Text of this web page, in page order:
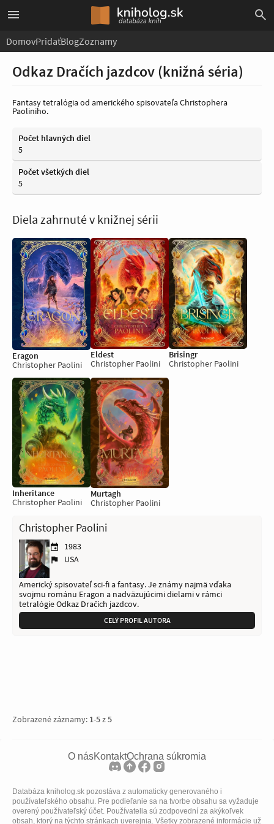
DomovPridaťBlogZoznamy
Odkaz Dračích jazdcov (knižná séria)
Fantasy tetralógia od amerického spisovateľa Christophera
Paoliniho.
Počet hlavných diel
5
Počet všetkých diel
5
Diela zahrnuté v knižnej sérii
Eragon
Christopher Paolini
Eldest
Christopher Paolini
Brisingr
Christopher Paolini
Inheritance
Christopher Paolini
Murtagh
Christopher Paolini
Christopher Paolini
1983
USA
Americký spisovateľ sci-fi a fantasy. Je známy najmä vďaka
svojmu románu Eragon a nadväzujúcimi dielami v rámci
tetralógie Odkaz Dračích jazdcov.
CELÝ PROFIL AUTORA
Zobrazené záznamy: 1-5z5
O násKontaktOchrana súkromia
Databáza kniholog.sk pozostáva z automaticky generovaného i
používateľského obsahu. Pre podieľanie sa na tvorbe obsahu sa vyžaduje
overený používateľský účet. Používatelia sú zodpovední za akýkoľvek
obsah, ktorý na týchto stránkach uverejnia. Všetky zobrazené informácie už